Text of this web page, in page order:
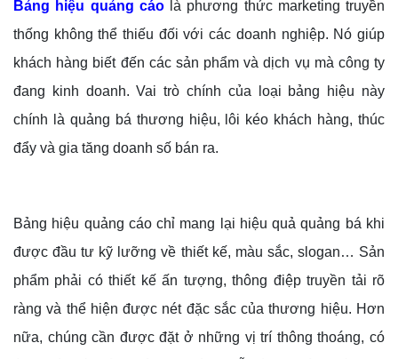
Bảng hiệu quảng cáolà phương thức marketing truyền
thống không thể thiếu đối với các doanh nghiệp. Nó giúp
khách hàng biết đến các sản phẩm và dịch vụ mà công ty
đang kinh doanh. Vai trò chính của loại bảng hiệu này
chính là quảng bá thương hiệu, lôi kéo khách hàng, thúc
đẩy và gia tăng doanh số bán ra.
Bảng hiệu quảng cáo chỉ mang lại hiệu quả quảng bá khi
được đầu tư kỹ lưỡng về thiết kế, màu sắc, slogan… Sản
phẩm phải có thiết kế ấn tượng, thông điệp truyền tải rõ
ràng và thể hiện được nét đặc sắc của thương hiệu. Hơn
nữa, chúng cần được đặt ở những vị trí thông thoáng, có